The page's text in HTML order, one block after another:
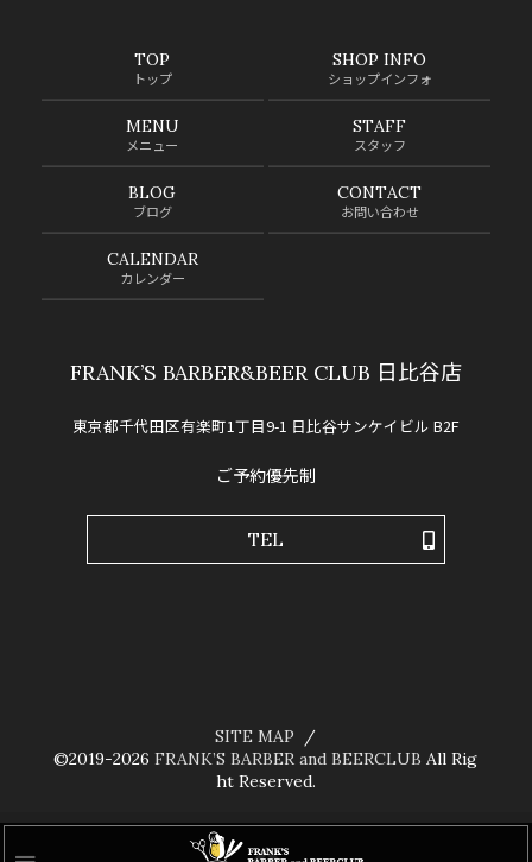
TOP
トップ
SHOP INFO
ショップインフォ
MENU
メニュー
STAFF
スタッフ
BLOG
ブログ
CONTACT
お問い合わせ
CALENDAR
カレンダー
FRANK’S BARBER&BEER CLUB 日比谷店
東京都千代田区有楽町1丁目9-1 日比谷サンケイビル B2F
ご予約優先制
TEL
SITE MAP
©2019-2026FRANK’S BARBER and BEERCLUB All Rig
ht Reserved.